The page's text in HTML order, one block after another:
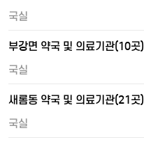
국실
부강면 약국 및 의료기관(10곳)
국실
새롬동 약국 및 의료기관(21곳)
국실